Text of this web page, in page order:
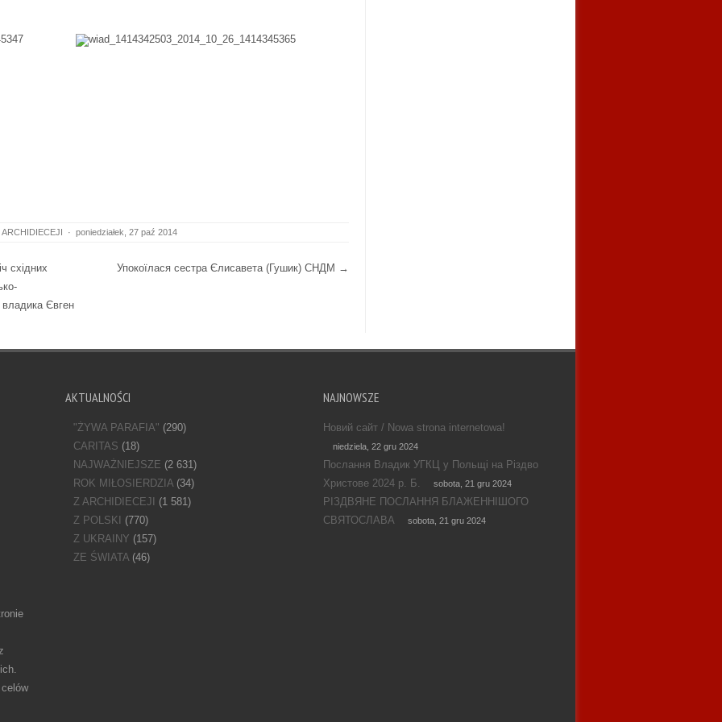
ARCHIDIECEJI · poniedziałek, 27 paź 2014
східних
владика Євген
Упокоїлася сестра Єлисавета (Гушик) СНДМ →
AKTUALNOŚCI
"ŻYWA PARAFIA" (290)
CARITAS (18)
NAJWAŻNIEJSZE (2 631)
ROK MIŁOSIERDZIA(34)
Z ARCHIDIECEJI
(1 581)
Z POLSKI
(770)
Z UKRAINY (157)
ZE ŚWIATA(46)
NAJNOWSZE
Новий сайт / Nowa strona internetowa!
niedziela, 22 gru 2024
Послання Владик УГКЦ у Польщі на Різдво
Христове 2024 р. Б.
sobota, 21 gru 2024
РІЗДВЯНЕ ПОСЛАННЯ БЛАЖЕННІШОГО
СВЯТОСЛАВА
sobota, 21 gru 2024